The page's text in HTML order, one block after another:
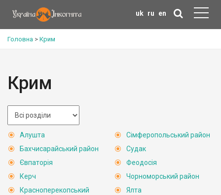
uk ru en
Головна > Крим
Крим
Алушта
Бахчисарайський район
Євпаторія
Керч
Красноперекопський
Сімферопольський район
Судак
Феодосія
Чорноморський район
Ялта